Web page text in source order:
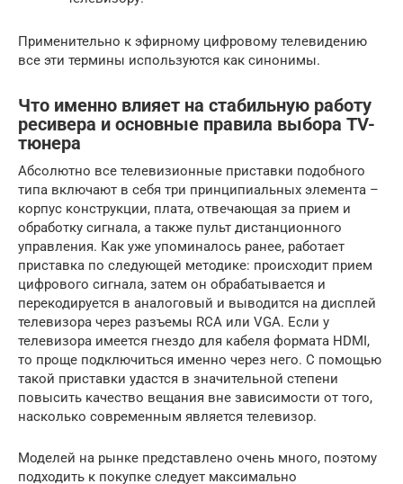
Применительно к эфирному цифровому телевидению
все эти термины используются как синонимы.
Что именно влияет на стабильную работу
ресивера и основные правила выбора TV-
тюнера
Абсолютно все телевизионные приставки подобного
типа включают в себя три принципиальных элемента –
корпус конструкции, плата, отвечающая за прием и
обработку сигнала, а также пульт дистанционного
управления. Как уже упоминалось ранее, работает
приставка по следующей методике: происходит прием
цифрового сигнала, затем он обрабатывается и
перекодируется в аналоговый и выводится на дисплей
телевизора через разъемы RCA или VGA. Если у
телевизора имеется гнездо для кабеля формата HDMI,
то проще подключиться именно через него. С помощью
такой приставки удастся в значительной степени
повысить качество вещания вне зависимости от того,
насколько современным является телевизор.
Моделей на рынке представлено очень много, поэтому
подходить к покупке следует максимально